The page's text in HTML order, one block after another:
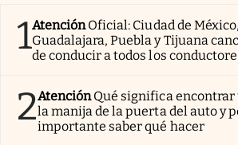
1AtenciónOficial: Ciudad de
Guadalajara, Puebla y Tijuana
de conducir a todos los
2AtenciónQué significa encontrar
la manija de la puerta del auto y
importante saber qué hacer